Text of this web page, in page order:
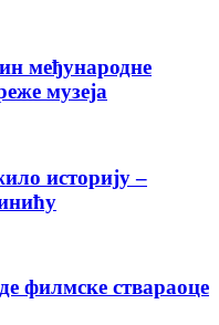
међународне
музеја
историју –
филмске ствараоце